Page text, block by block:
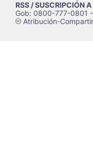
RSS / SUSCRIPCIÓN
Gob: 0800-777-0801
cAtribución-